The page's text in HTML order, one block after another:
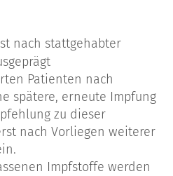
nach stattgehabter
Patienten nach
spätere, erneute Impfung
zu dieser
nach Vorliegen weiterer
Impfstoffe werden